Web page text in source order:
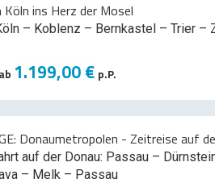
ins Herz der Mosel
– Koblenz – Bernkastel – Trier –
1.199,00 € p.P.
Donaumetropolen - Zeitreise auf
auf der Donau: Passau –
– Melk – Passau